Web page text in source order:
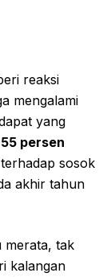
reaksi
mengalami
yang
55 persen
sosok
akhir tahun
merata, tak
kalangan